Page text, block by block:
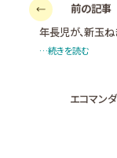
前の記事
年長児が、新玉ね
…続きを読む
エコマン